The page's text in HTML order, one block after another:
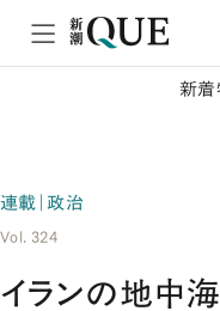
新着
連載｜政治
Vol. 324
イランの地中